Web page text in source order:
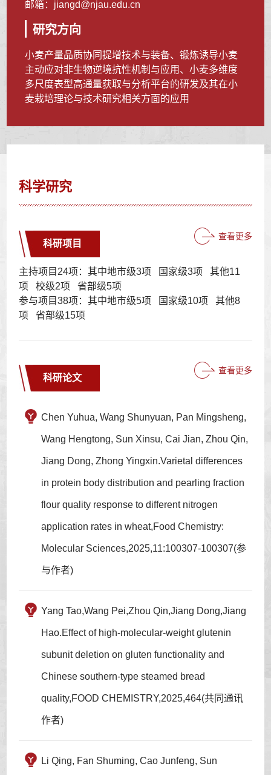
邮箱： jiangd@njau.edu.cn
研究方向
小麦产量品质协同提增技术与装备、锻炼诱导小麦
主动应对非生物逆境抗性机制与应用、小麦多维度
多尺度表型高通量获取与分析平台的研发及其在小
麦栽培理论与技术研究相关方面的应用
科学研究
科研项目
查看更多
主持项目24项：其中地市级3项 国家级3项 其他11
项 校级2项 省部级5项
参与项目38项：其中地市级5项 国家级10项 其他8
项 省部级15项
科研论文
查看更多
Chen Yuhua, Wang Shunyuan, Pan Mingsheng,
Wang Hengtong, Sun Xinsu, Cai Jian, Zhou Qin,
Jiang Dong, Zhong Yingxin.Varietal differences
in protein body distribution and pearling fraction
flour quality response to different nitrogen
application rates in wheat,Food Chemistry:
Molecular Sciences,2025,11:100307-100307(参
与作者)
Yang Tao,Wang Pei,Zhou Qin,Jiang Dong,Jiang
Hao.Effect of high-molecular-weight glutenin
subunit deletion on gluten functionality and
Chinese southern-type steamed bread
quality,FOOD CHEMISTRY,2025,464(共同通讯
作者)
Li Qing, Fan Shuming, Cao Junfeng, Sun